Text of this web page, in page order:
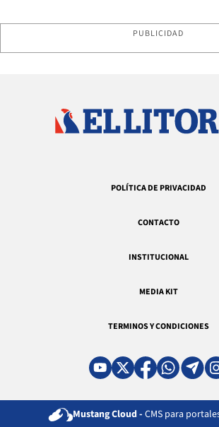
PUBLICIDAD
POLÍTICA DE PRIVACIDAD
CONTACTO
INSTITUCIONAL
MEDIA KIT
TERMINOS Y CONDICIONES
Mustang Cloud - CMS para